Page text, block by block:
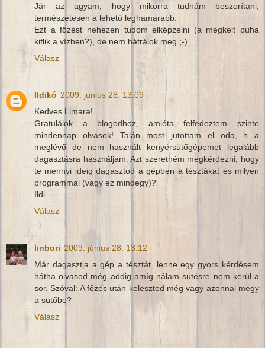
Jár az agyam, hogy mikorra tudnám beszorítani,
természetesen a lehető leghamarabb.
Ezt a főzést nehezen tudom elképzelni (a megkelt puha
kiflik a vízben?), de nem hátrálok meg ;-)
Válasz
Ildikó 2009. június 28. 13:09
Kedves Limara!
Gratulálok a blogodhoz, amióta felfedeztem szinte
mindennap olvasok! Talán most jutottam el oda, h a
meglévő de nem használt kenyérsütőgépemet legalább
dagasztásra használjam. Azt szeretném megkérdezni, hogy
te mennyi ideig dagasztod a gépben a tésztákat és milyen
programmal (vagy ez mindegy)?
Ildi
Válasz
linbori 2009. június 28. 13:12
Már dagasztja a gép a tésztát. lenne egy gyors kérdésem
hátha olvasod még addig amíg nálam sütésre nem kerül a
sor. Szóval: A főzés után keleszted még vagy azonnal megy
a sütőbe?
Válasz